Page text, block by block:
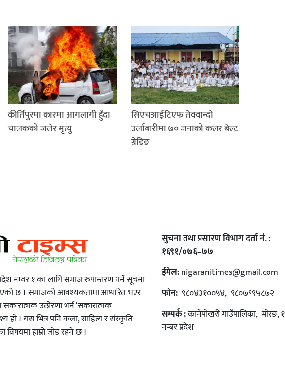
कीर्तिपुरमा कारमा आगलागी हुँदा
चालकको जलेर मृत्यु
सिएचआईटिएफ तेक्वान्दो
उर्लाबारीमा ७० जनाको कलर बेल्ट
ग्रेडिङ
नम्वर १ का लागि समाज रुपान्तरण गर्ने सूचना
छ । समाजको आवश्यकतामा आधारित भएर
उत्प्रेरणा भर्न ‘सकारात्मक
हो । यस भित्र पनि कला, साहित्य र संस्कृति
हाम्रो जोड रहने छ ।
सुचना तथा प्रसारण विभाग दर्ता नं. :
१६९१/०७६–७७
ईमेल:nigaranitimes@gmail.com
फोन: ९८०४३१००५४, ९८०७९९५८७२
सम्पर्क :कानेपोखरी गाउँपालिका, मोरङ, १
नम्बर प्रदेश